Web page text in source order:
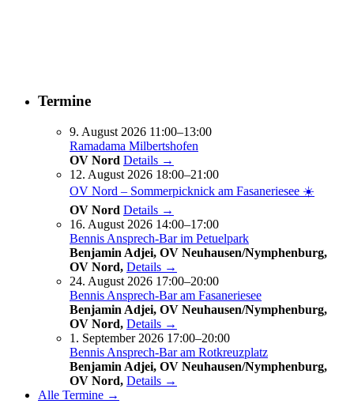
Termine
9. August 2026 11:00–13:00
Ramadama Milbertshofen
OV Nord Details →
12. August 2026 18:00–21:00
OV Nord – Sommerpicknick am Fasaneriesee ☀️
OV Nord Details →
16. August 2026 14:00–17:00
Bennis Ansprech-Bar im Petuelpark
Benjamin Adjei, OV Neuhausen/Nymphenburg,
OV Nord, Details →
24. August 2026 17:00–20:00
Bennis Ansprech-Bar am Fasaneriesee
Benjamin Adjei, OV Neuhausen/Nymphenburg,
OV Nord, Details →
1. September 2026 17:00–20:00
Bennis Ansprech-Bar am Rotkreuzplatz
Benjamin Adjei, OV Neuhausen/Nymphenburg,
OV Nord, Details →
Alle Termine →